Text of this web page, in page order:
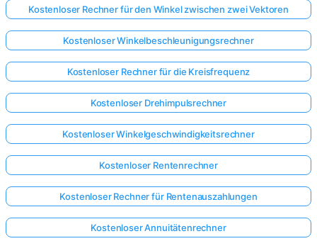
Noch
keine
Stellen
Ihre
erste
Frage
Kostenloser Rechner für den Winkel zwischen zwei Vektoren
Kostenloser Winkelbeschleunigungsrechner
Kostenloser Rechner für die Kreisfrequenz
Kostenloser Drehimpulsrechner
Kostenloser Winkelgeschwindigkeitsrechner
Kostenloser Rentenrechner
Kostenloser Rechner für Rentenauszahlungen
Kostenloser Annuitätenrechner